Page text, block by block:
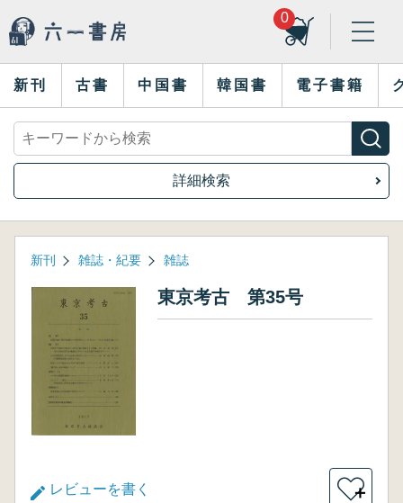
0
新刊 古書 中国書 韓国書 電子書籍
詳細検索
新刊 雑誌・紀要 雑誌
東京考古 第35号
レビューを書く ＋